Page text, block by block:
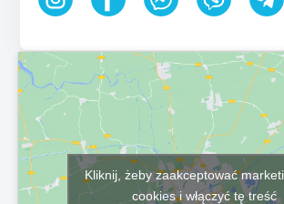
Kliknij, żeby zaakceptować
cookies i włączyć tę treść